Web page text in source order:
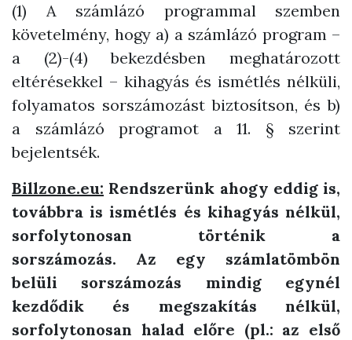
(1) A számlázó programmal szemben
követelmény, hogy a) a számlázó program –
a (2)-(4) bekezdésben meghatározott
eltérésekkel – kihagyás és ismétlés nélküli,
folyamatos sorszámozást biztosítson, és b)
a számlázó programot a 11. § szerint
bejelentsék.
Billzone.eu: Rendszerünk ahogy eddig is,
továbbra is ismétlés és kihagyás nélkül,
sorfolytonosan történik a
sorszámozás. Az egy számlatömbön
belüli sorszámozás mindig egynél
kezdődik és megszakítás nélkül,
sorfolytonosan halad előre (pl.: az első